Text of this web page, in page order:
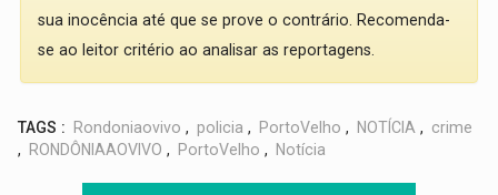
sua inocência até que se prove o contrário. Recomenda-
se ao leitor critério ao analisar as reportagens.
TAGS : Rondoniaovivo , policia , PortoVelho , NOTÍCIA , crime
,
RONDÔNIAAOVIVO , PortoVelho , Notícia